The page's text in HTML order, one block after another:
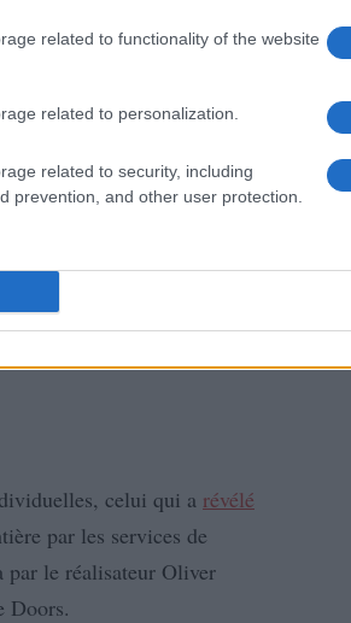
related to functionality of the website
related to personalization.
related to security, including
prevention, and other user protection.
celui qui a révélé
par les services de
par le réalisateur Oliver
Doors.